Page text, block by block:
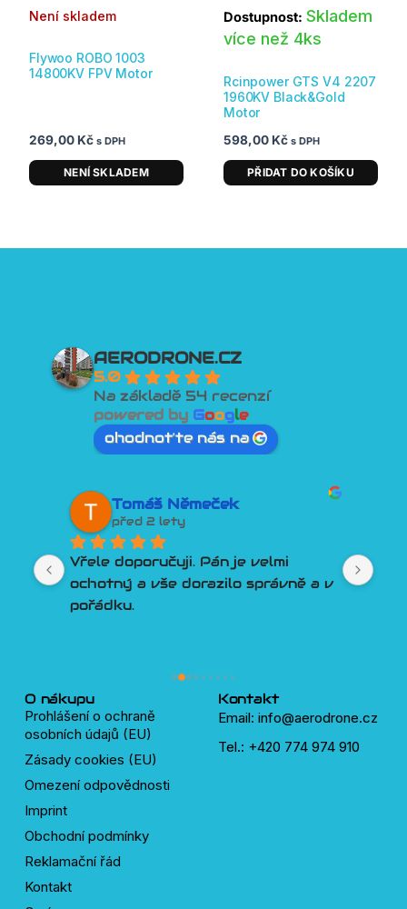
Není skladem
Flywoo ROBO 1003
14800KV FPV Motor
269,00 Kč s DPH
NENÍ SKLADEM
Dostupnost: Skladem
více než 4ks
Rcinpower GTS V4 2207
1960KV Black&Gold
Motor
598,00 Kč s DPH
PŘIDAT DO KOŠÍKU
AERODRONE.CZ
5.0
Na základě 54 recenzí
powered by Google
ohodnoťte nás na
velmi
správně a v
David Tesař
Lepší přístup k zákazníkovi si
člověk snad ani nemůže přát.
lidí, kteří pomůžou s čímkoliv okolo
O nákupu
Prohlášení o ochraně
osobních údajů (EU)
Zásady cookies (EU)
Omezení odpovědnosti
Imprint
Obchodní podmínky
Reklamační řád
Kontakt
Kontakt
Email: info@aerodrone.cz
Tel.: +420 774 974 910